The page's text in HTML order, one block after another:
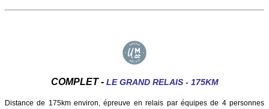
COMPLET - LE GRAND RELAIS - 175KM
Distance de 175km environ, épreuve en relais par équipes de 4 personnes